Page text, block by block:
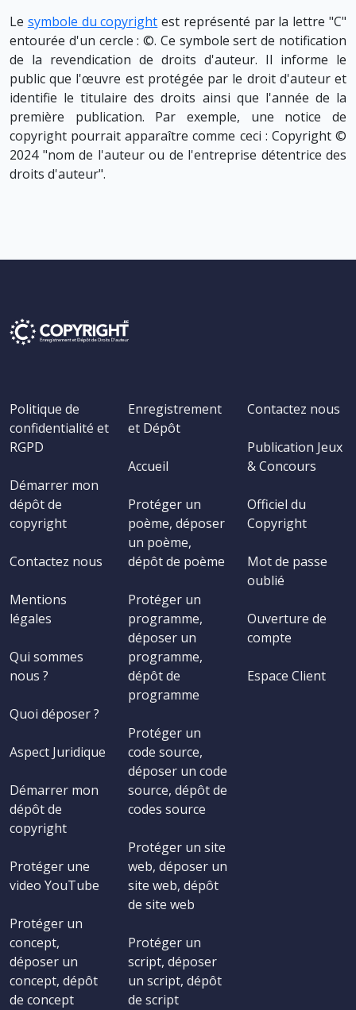
Le symbole du copyright est représenté par la lettre "C"
entourée d'un cercle : ©. Ce symbole sert de notification
de la revendication de droits d'auteur. Il informe le
public que l'œuvre est protégée par le droit d'auteur et
identifie le titulaire des droits ainsi que l'année de la
première publication. Par exemple, une notice de
copyright pourrait apparaître comme ceci : Copyright ©
2024 "nom de l'auteur ou de l'entreprise détentrice des
droits d'auteur".
Politique de
confidentialité et
RGPD
Démarrer mon
dépôt de
copyright
Contactez nous
Mentions
légales
Qui sommes
nous ?
Quoi déposer ?
Aspect Juridique
Démarrer mon
dépôt de
copyright
Protéger une
video YouTube
Protéger un
concept,
déposer un
concept, dépôt
de concept
Enregistrement
et Dépôt
Accueil
Protéger un
poème, déposer
un poème,
dépôt de poème
Protéger un
programme,
déposer un
programme,
dépôt de
programme
Protéger un
code source,
déposer un code
source, dépôt de
codes source
Protéger un site
web, déposer un
site web, dépôt
de site web
Protéger un
script, déposer
un script, dépôt
de script
Contactez nous
Publication Jeux
& Concours
Officiel du
Copyright
Mot de passe
oublié
Ouverture de
compte
Espace Client